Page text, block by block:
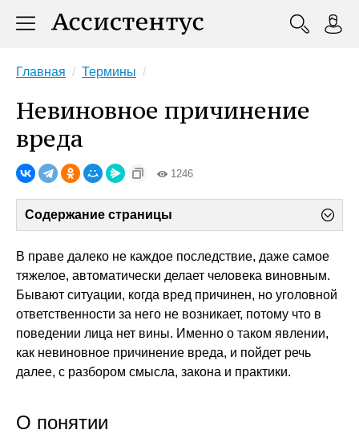
Главная Термины
Невиновное причинение
вреда
1246
Содержание страницы
В праве далеко не каждое последствие, даже самое
тяжелое, автоматически делает человека виновным.
Бывают ситуации, когда вред причинен, но уголовной
ответственности за него не возникает, потому что в
поведении лица нет вины. Именно о таком явлении,
как невиновное причинение вреда, и пойдет речь
далее, с разбором смысла, закона и практики.
О понятии